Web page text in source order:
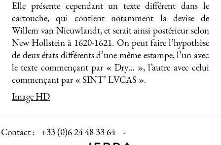
Elle présente cependant un texte différent dans le
cartouche, qui contient notamment la devise de
Willem van Nieuwlandt, et serait ainsi postérieur selon
New Hollstein à 1620-1621. On peut faire l’hypothèse
de deux états différents d’une même estampe, l’un avec
le texte commençant par « Dry… », l’autre avec celui
commençant par « SINT’ LVCAS ».
Image HD
Contact : +33 (0)6 24 48 33 64 -